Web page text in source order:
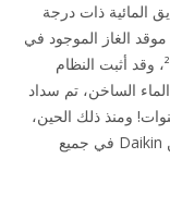
ذات درجة
الموجود في
مساحته 20,000 م²، وقد أثبت النظام
الماء الساخن، تم سداد
في أقل من 3 سنوات! ومنذ ذلك الحين،
تم تركيب تقنية مضخة الحرارة لتسخين الماء من Daikin في جميع